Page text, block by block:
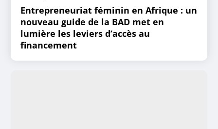
Entrepreneuriat féminin en Afrique : un
nouveau guide de la BAD met en
lumière les leviers d’accès au
financement